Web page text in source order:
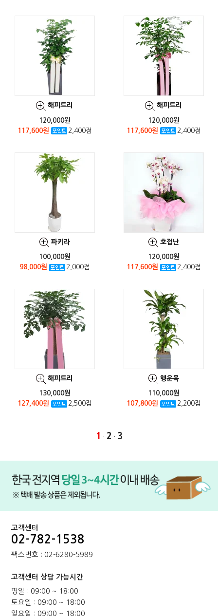
해피트리
120,000원
117,600원
2,400점
해피트리
120,000원
117,600원
2,400점
파키라
100,000원
98,000원
2,000점
호접난
120,000원
117,600원
2,400점
해피트리
130,000원
127,400원
2,500점
행운목
110,000원
107,800원
2,200점
1 · 2 · 3
고객센터
02-782-1538
팩스번호 : 02-6280-5989
고객센터 상담 가능시간
평일 : 09:00 ~ 18:00
토요일 : 09:00 ~ 18:00
일요일 : 09:00 ~ 18:00